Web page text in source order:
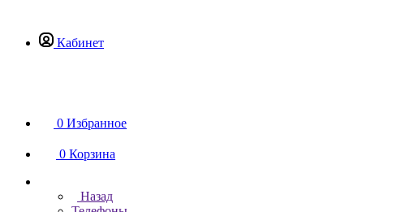
Кабинет
0 Избранное
0 Корзина
Назад